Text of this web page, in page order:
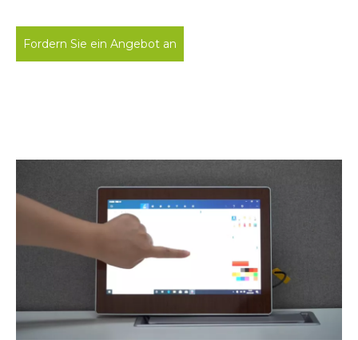
Fordern Sie ein Angebot an